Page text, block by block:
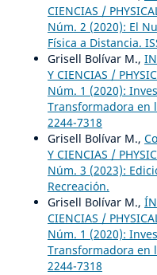
CIENCIAS /
Núm. 2 (2020): El
Física a Distancia.
Grisell Bolívar M.,
Y CIENCIAS /
Núm. 1 (2020):
Transformadora en
2244-7318
Grisell Bolívar M.,
Y CIENCIAS /
Núm. 3 (2023):
Recreación.
Grisell Bolívar M.,
CIENCIAS /
Núm. 1 (2020):
Transformadora en
2244-7318